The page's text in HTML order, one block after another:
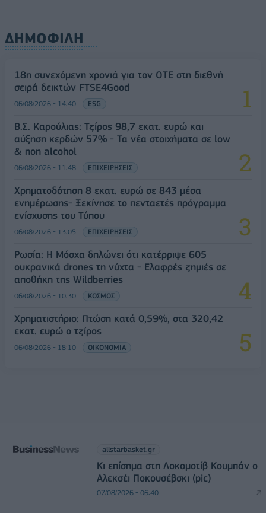
ΔΗΜΟΦΙΛΗ
18η συνεχόμενη χρονιά για τον ΟΤΕ στη διεθνή
σειρά δεικτών FTSE4Good
06/08/2026 - 14:40 ESG
Β.Σ. Καρούλιας: Τζίρος 98,7 εκατ. ευρώ και
αύξηση κερδών 57% - Τα νέα στοιχήματα σε low
& non alcohol
06/08/2026 - 11:48 ΕΠΙΧΕΙΡΗΣΕΙΣ
Χρηματοδότηση 8 εκατ. ευρώ σε 843 μέσα
ενημέρωσης- Ξεκίνησε το πενταετές πρόγραμμα
ενίσχυσης του Τύπου
06/08/2026 - 13:05 ΕΠΙΧΕΙΡΗΣΕΙΣ
Ρωσία: Η Μόσχα δηλώνει ότι κατέρριψε 605
ουκρανικά drones τη νύχτα - Ελαφρές ζημιές σε
αποθήκη της Wildberries
06/08/2026 - 10:30 ΚΟΣΜΟΣ
Χρηματιστήριο: Πτώση κατά 0,59%, στα 320,42
εκατ. ευρώ ο τζίρος
06/08/2026 - 18:10 ΟΙΚΟΝΟΜΙΑ
allstarbasket.gr
Κι επίσημα στη Λοκομοτίβ Κουμπάν ο
Αλεκσέι Ποκουσέβσκι (pic)
07/08/2026 - 06:40